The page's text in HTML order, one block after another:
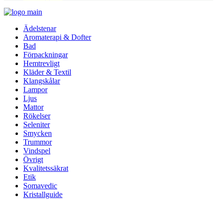
Ädelstenar
Aromaterapi & Dofter
Bad
Förpackningar
Hemtrevligt
Kläder & Textil
Klangskålar
Lampor
Ljus
Mattor
Rökelser
Seleniter
Smycken
Trummor
Vindspel
Övrigt
Kvalitetssäkrat
Etik
Somavedic
Kristallguide